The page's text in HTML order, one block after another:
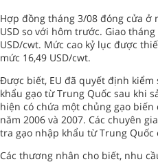
Hợp đồng tháng 3/08 đóng cửa ở
USD so với hôm trước. Giao
USD/cwt. Mức cao kỷ lục được
mức 16,49 USD/cwt.
Được biết, EU đã quyết định
khẩu gạo từ Trung Quốc sau khi
hiện có chứa một chủng gạo
năm 2006 và 2007. Các chuyên
tra gạo nhập khẩu từ Trung Quốc
Các thương nhân cho biết, nhu